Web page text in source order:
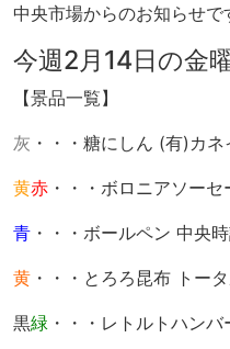
中央市場からのお知らせで
今週2月14日の金
【景品一覧】
灰 ・・・糖にしん (有)カ
黄赤 ・・・ボロニアソー
青 ・・・ボールペン 中央
黄 ・・・とろろ昆布 トー
黒緑 ・・・レトルトハン